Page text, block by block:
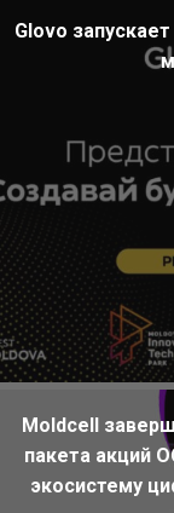
Glovo
Moldcell
пакета акций
экосистему